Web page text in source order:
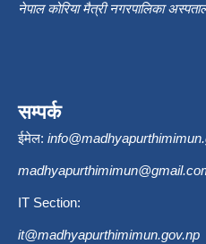
नेपाल कोरिया मैत्री नगरपालिका
सम्पर्क
ईमेल:
IT Section:
it@madhyapurthimimun.gov.np